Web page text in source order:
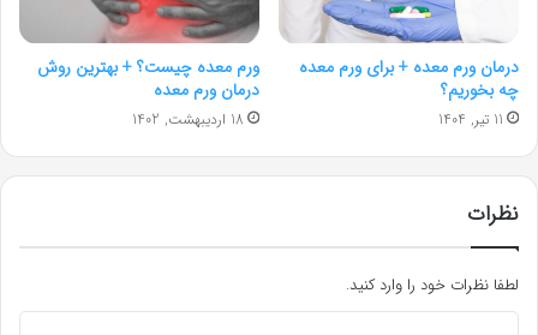
درمان ورم معده + برای ورم معده
چه بخوریم؟
11 تیر, 1404
ورم معده چیست؟ + بهترین روش
درمان ورم معده
18 اردیبهشت, 1402
نظرات
لطفا نظرات خود را وارد کنید.